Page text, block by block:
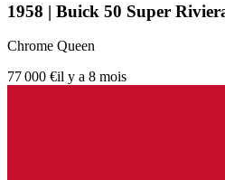
1958 | Buick 50 Super
Chrome Queen
77 000 €il y a 8 mois